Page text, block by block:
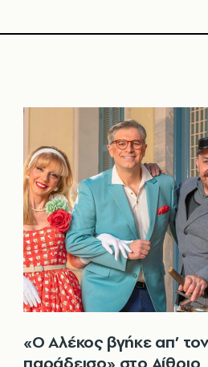
«Ο Αλέκος βγήκε απ’